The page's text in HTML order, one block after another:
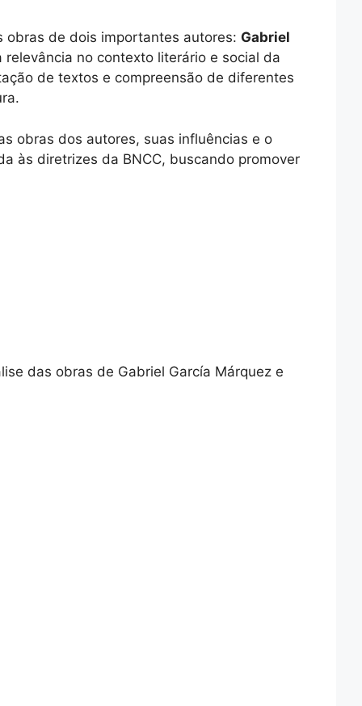
obras de dois importantes autores: Gabriel
no contexto literário e social da
de textos e compreensão de diferentes
obras dos autores, suas influências e o
às diretrizes da BNCC, buscando promover
das obras de Gabriel García Márquez e